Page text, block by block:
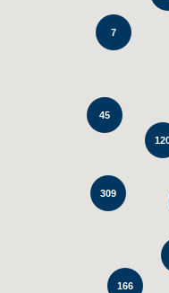
309
166
45
7